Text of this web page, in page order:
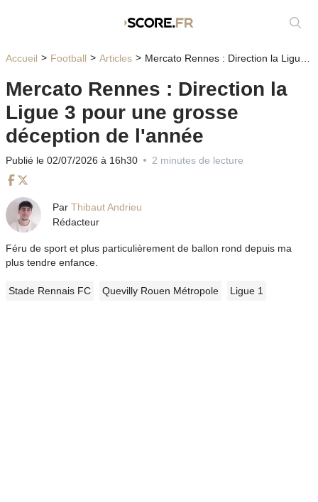
Accueil Football Articles Mercato Rennes : Direction la Ligue 3 pour une grosse déception de l'année
Mercato Rennes : Direction la
Ligue 3 pour une grosse
déception de l'année
Publié le 02/07/2026 à 16h30 2 minutes de lecture
Par Thibaut Andrieu
Rédacteur
Féru de sport et plus particulièrement de ballon rond depuis ma
plus tendre enfance.
Stade Rennais FC Quevilly Rouen Métropole Ligue 1